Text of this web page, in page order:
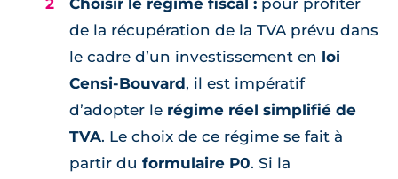
de la récupération de la TVA prévu dans
le cadre d’un investissement en loi
Censi-Bouvard, il est impératif
d’adopter le régime réel simplifié de
TVA. Le choix de ce régime se fait à
partir du formulaire P0. Si la